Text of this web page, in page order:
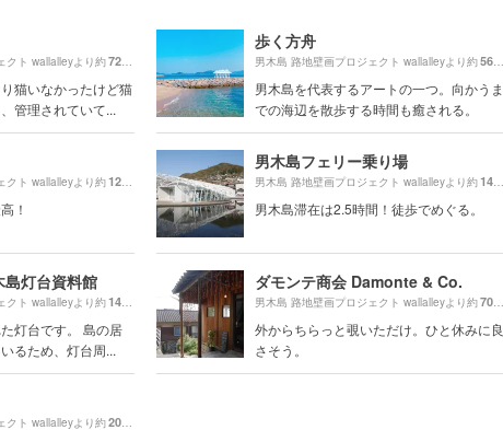
クト wallalleyより約720m （徒歩13分）
猫いなかったけど猫
管理されていて...
歩く方舟
男木島 路地壁画プロジェクト wallalleyより約560m
男木島を代表するアートの一つ。向かうま
での海辺を散歩する時間も癒される。
クト wallalleyより約120m （徒歩3分）
！
男木島フェリー乗り場
男木島 路地壁画プロジェクト wallalleyより約140m
男木島滞在は2.5時間！徒歩でめぐる。
島灯台資料館
クト wallalleyより約1400m （徒歩24分）
灯台です。 島の居
るため、灯台周...
ダモンテ商会 Damonte & Co.
男木島 路地壁画プロジェクト wallalleyより約70m
外からちらっと覗いただけ。ひと休みに良
さそう。
クト wallalleyより約20m